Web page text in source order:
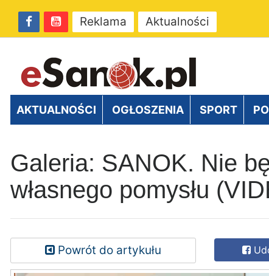
Reklama Aktualności
AKTUALNOŚCI OGŁOSZENIA SPORT
Galeria: SANOK. Nie
własnego pomysłu
Powrót do artykułu